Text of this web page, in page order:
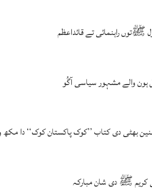
ﷺتوں راہنمائی تے قائداعظم
ہون والے مشہور سیاسی آگُو
بھٹی دی کتاب ’’کوک پاکستان کوک‘‘ دا مکھ
کریم ﷺ دی شان مبارکہ